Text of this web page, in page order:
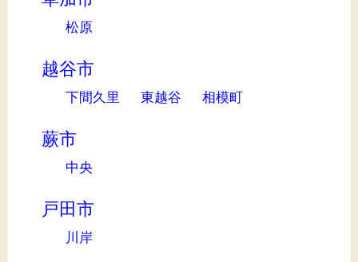
松原
越谷市
下間久里 東越谷 相模町
蕨市
中央
戸田市
川岸